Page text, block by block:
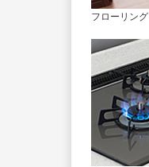
フローリング